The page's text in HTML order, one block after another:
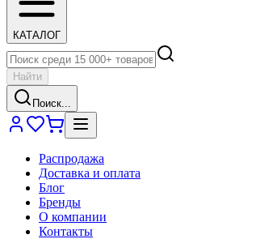
КАТАЛОГ
Найти
Поиск...
Распродажа
Доставка и оплата
Блог
Бренды
О компании
Контакты